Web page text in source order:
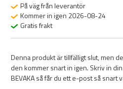
På väg från leverantör
Kommer in igen 2026-08-24
Gratis frakt
Denna produkt är tillfälligt slut, men
den kommer snart in igen. Skriv in
BEVAKA så får du ett e-post så snart